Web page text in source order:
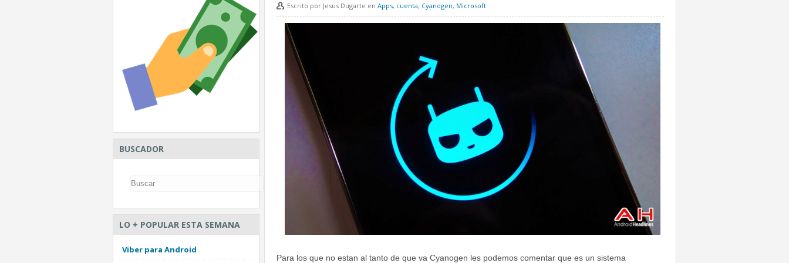
Escrito por Jesus Dugarte en Apps, cuenta, Cyanogen, Microsoft
Para los que no estan al tanto de que va Cyanogen les podemos comentar que es un sistema
BUSCADOR
LO + POPULAR ESTA SEMANA
Viber para Android